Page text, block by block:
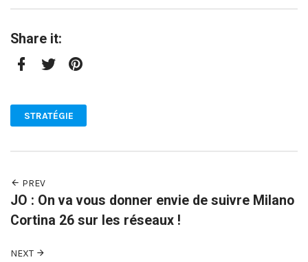
Share it:
STRATÉGIE
PREV
JO : On va vous donner envie de suivre Milano
Cortina 26 sur les réseaux !
NEXT